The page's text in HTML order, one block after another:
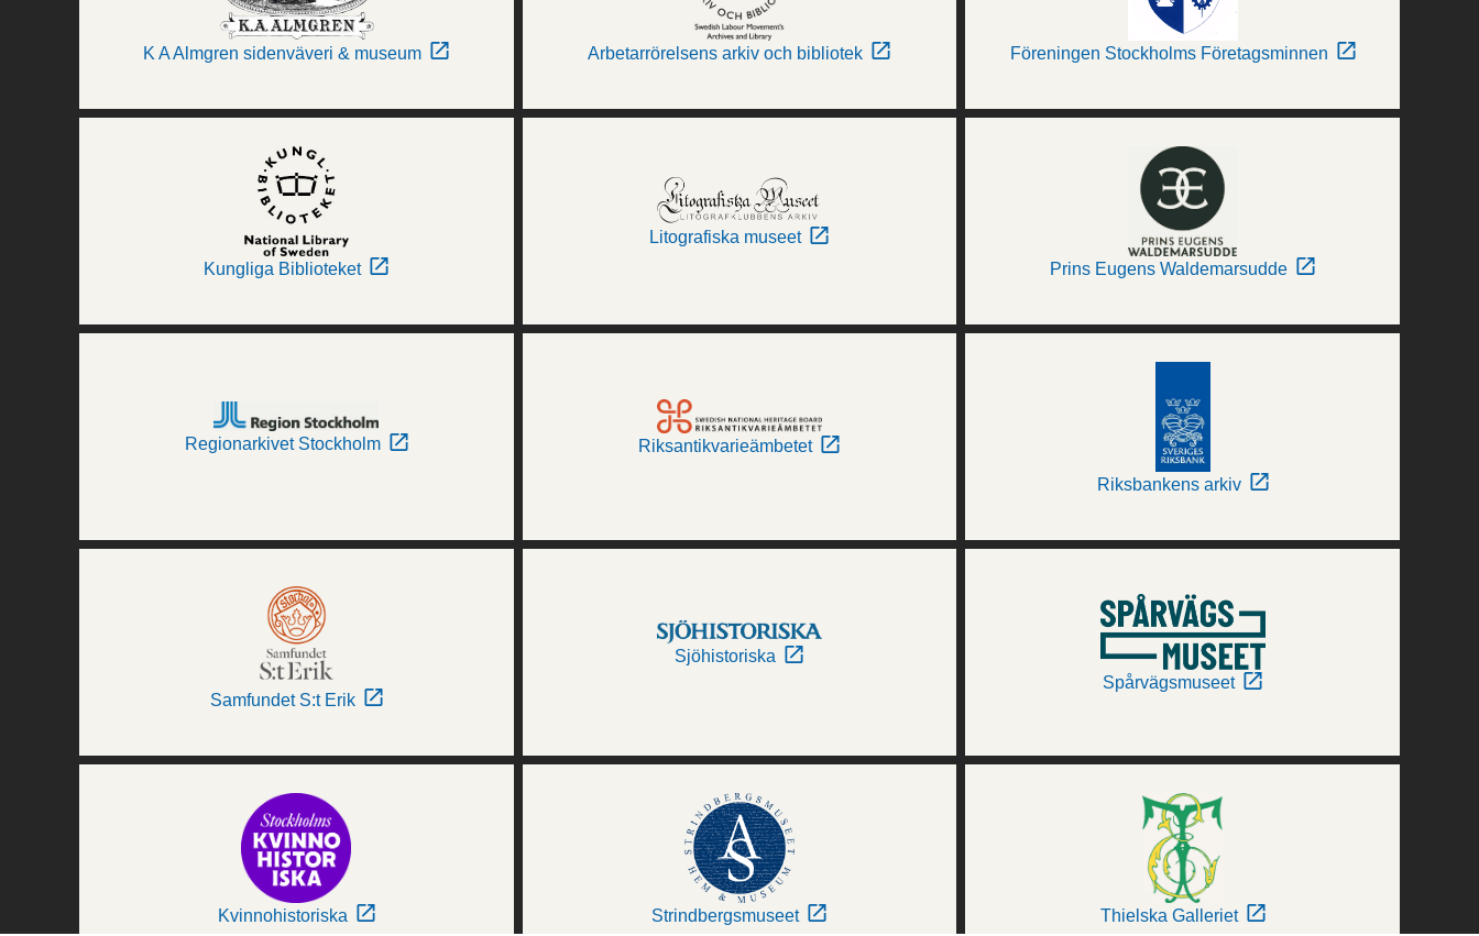
K A Almgren sidenväveri & museum Arbetarrörelsens arkiv och bibliotek Föreningen Stockholms Företagsminnen
Kungliga Biblioteket
Litografiska museet
Prins Eugens Waldemarsudde
Regionarkivet Stockholm Riksantikvarieämbetet
Riksbankens arkiv
Samfundet S:t Erik
Sjöhistoriska
Spårvägsmuseet
Kvinnohistoriska Strindbergsmuseet Thielska Galleriet